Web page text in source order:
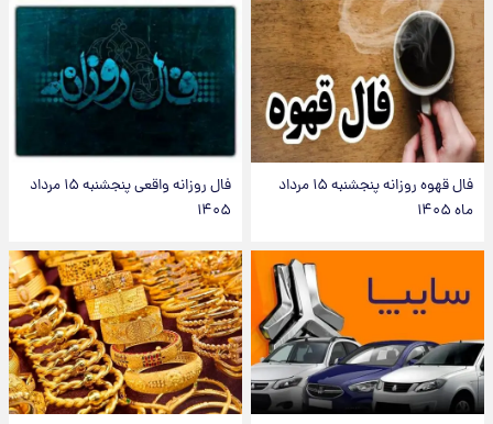
فال قهوه روزانه پنجشنبه ۱۵ مرداد
ماه ۱۴۰۵
فال روزانه واقعی پنجشنبه ۱۵ مرداد
۱۴۰۵